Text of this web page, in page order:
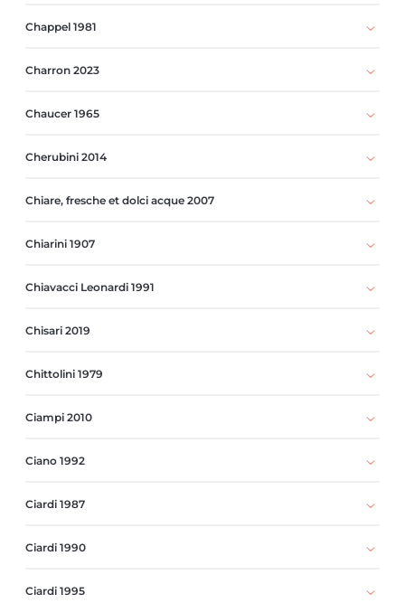
Chappel 1981
Charron 2023
Chaucer 1965
Cherubini 2014
Chiare, fresche et dolci acque 2007
Chiarini 1907
Chiavacci Leonardi 1991
Chisari 2019
Chittolini 1979
Ciampi 2010
Ciano 1992
Ciardi 1987
Ciardi 1990
Ciardi 1995